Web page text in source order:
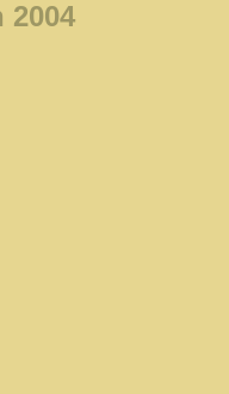
2004